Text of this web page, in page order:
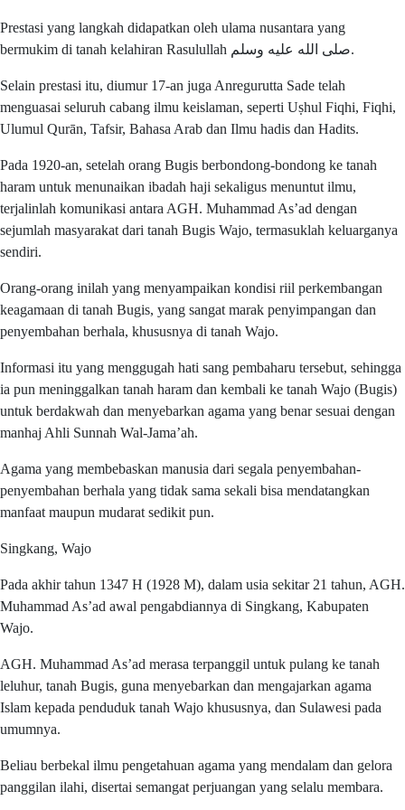
Prestasi yang langkah didapatkan oleh ulama nusantara yang
bermukim di tanah kelahiran Rasulullah صلى الله عليه وسلم.
Selain prestasi itu, diumur 17-an juga Anregurutta Sade telah
menguasai seluruh cabang ilmu keislaman, seperti Uṣhul Fiqhi, Fiqhi,
Ulumul Qurān, Tafsir, Bahasa Arab dan Ilmu hadis dan Hadits.
Pada 1920-an, setelah orang Bugis berbondong-bondong ke tanah
haram untuk menunaikan ibadah haji sekaligus menuntut ilmu,
terjalinlah komunikasi antara AGH. Muhammad As’ad dengan
sejumlah masyarakat dari tanah Bugis Wajo, termasuklah keluarganya
sendiri.
Orang-orang inilah yang menyampaikan kondisi riil perkembangan
keagamaan di tanah Bugis, yang sangat marak penyimpangan dan
penyembahan berhala, khususnya di tanah Wajo.
Informasi itu yang menggugah hati sang pembaharu tersebut, sehingga
ia pun meninggalkan tanah haram dan kembali ke tanah Wajo (Bugis)
untuk berdakwah dan menyebarkan agama yang benar sesuai dengan
manhaj Ahli Sunnah Wal-Jama’ah.
Agama yang membebaskan manusia dari segala penyembahan-
penyembahan berhala yang tidak sama sekali bisa mendatangkan
manfaat maupun mudarat sedikit pun.
Singkang, Wajo
Pada akhir tahun 1347 H (1928 M), dalam usia sekitar 21 tahun, AGH.
Muhammad As’ad awal pengabdiannya di Singkang, Kabupaten
Wajo.
AGH. Muhammad As’ad merasa terpanggil untuk pulang ke tanah
leluhur, tanah Bugis, guna menyebarkan dan mengajarkan agama
Islam kepada penduduk tanah Wajo khususnya, dan Sulawesi pada
umumnya.
Beliau berbekal ilmu pengetahuan agama yang mendalam dan gelora
panggilan ilahi, disertai semangat perjuangan yang selalu membara.